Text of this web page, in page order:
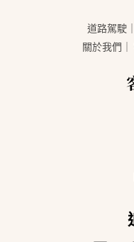
道路駕駛 ｜
關於我們 ｜